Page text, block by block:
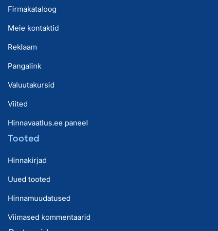
Firmakataloog
Meie kontaktid
Reklaam
Pangalink
Valuutakursid
Viited
Hinnavaatlus.ee paneel
Tooted
Hinnakirjad
Uued tooted
Hinnamuudatused
Viimased kommentaarid